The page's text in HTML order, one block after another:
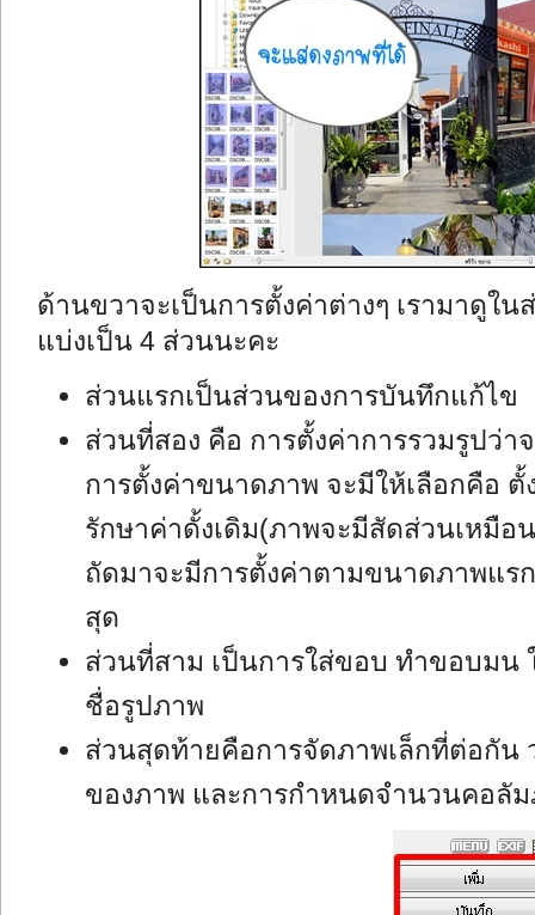
ด้านขวาจะเป็นการตั้งค่าต่างๆ เรามาดูใ
แบ่งเป็น 4 ส่วนนะคะ
ส่วนแรกเป็นส่วนของการบันทึกแก้ไข
ส่วนที่สอง คือ การตั้งค่าการรวมรูปว่า
การตั้งค่าขนาดภาพ จะมีให้เลือกคือ
รักษาค่าดั้งเดิม(ภาพจะมีสัดส่วนเหมื
ถัดมาจะมีการตั้งค่าตามขนาดภาพแ
สุด
ส่วนที่สาม เป็นการใส่ขอบ ทำขอบมน
ชื่อรูปภาพ
ส่วนสุดท้ายคือการจัดภาพเล็กที่ต่อกัน
ของภาพ และการกำหนดจำนวนคอลั